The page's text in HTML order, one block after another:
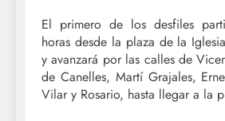
El primero de los desfiles
horas desde la plaza de la
y avanzará por las calles de
de Canelles, Martí Grajales,
Vilar y Rosario, hasta llegar a la